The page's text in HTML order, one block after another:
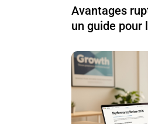
Avantages
un guide pour